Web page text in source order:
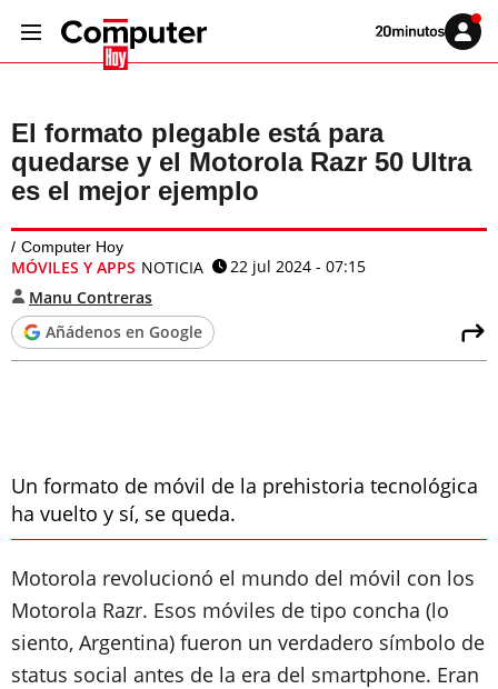
Volver
Iniciar
sesión
El formato plegable está para
quedarse y el Motorola Razr 50 Ultra
es el mejor ejemplo
Computer Hoy
MÓVILES Y APPS NOTICIA
22 jul 2024 - 07:15
Manu Contreras
Añádenos en Google
Un formato de móvil de la prehistoria tecnológica
ha vuelto y sí, se queda.
Motorola revolucionó el mundo del móvil con los
Motorola Razr. Esos móviles de tipo concha (lo
siento, Argentina) fueron un verdadero símbolo de
status social antes de la era del smartphone. Eran